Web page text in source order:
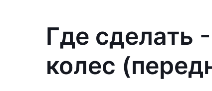
Где сделать
колес